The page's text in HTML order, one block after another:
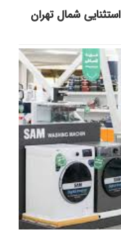
شمال تهران